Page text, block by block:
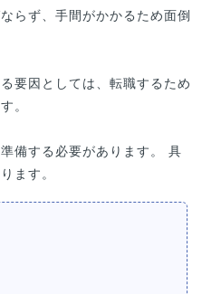
らず、手間がかかるため面倒
要因としては、転職するため
。
備する必要があります。 具
ます。